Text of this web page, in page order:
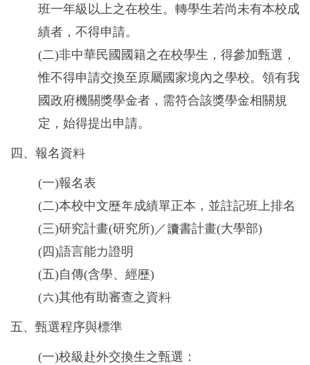
班一年級以上之在校生。轉學生若尚未有本校成
績者，不得申請。
(二)非中華民國國籍之在校學生，得參加甄選，
惟不得申請交換至原屬國家境內之學校。領有我
國政府機關獎學金者，需符合該獎學金相關規
定，始得提出申請。
四、報名資料
(一)報名表
(二)本校中文歷年成績單正本，並註記班上排名
(三)研究計畫(研究所)／讀書計畫(大學部)
(四)語言能力證明
(五)自傳(含學、經歷)
(六)其他有助審查之資料
五、甄選程序與標準
(一)校級赴外交換生之甄選：